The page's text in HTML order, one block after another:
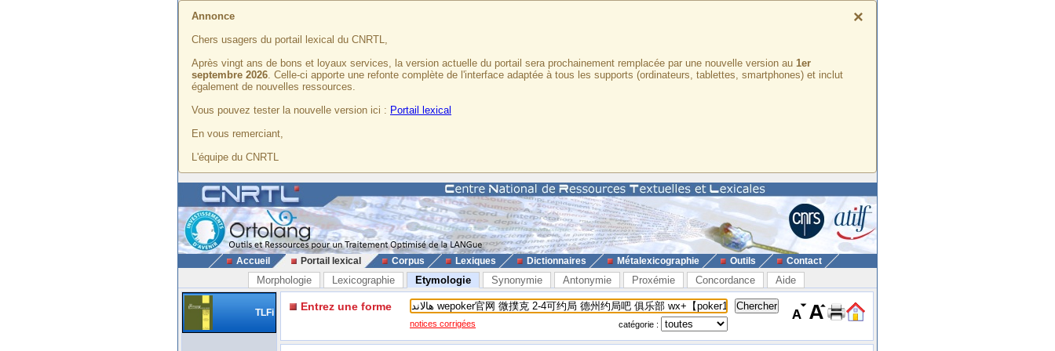
×
Annonce
Chers usagers du portail lexical du CNRTL,
Après vingt ans de bons et loyaux services, la version actuelle du portail sera prochainement remplacée par une nouvelle version au 1er
septembre 2026. Celle-ci apporte une refonte complète de l'interface adaptée à tous les supports (ordinateurs, tablettes, smartphones) et inclut
également de nouvelles ressources.
Vous pouvez tester la nouvelle version ici : Portail lexical
En vous remerciant,
L'équipe du CNRTL
Accueil Portail lexical Corpus Lexiques Dictionnaires Métalexicographie Outils Contact
Morphologie Lexicographie Etymologie Synonymie Antonymie Proxémie Concordance Aide
TLFi Entrez une forme
notices corrigées catégorie :